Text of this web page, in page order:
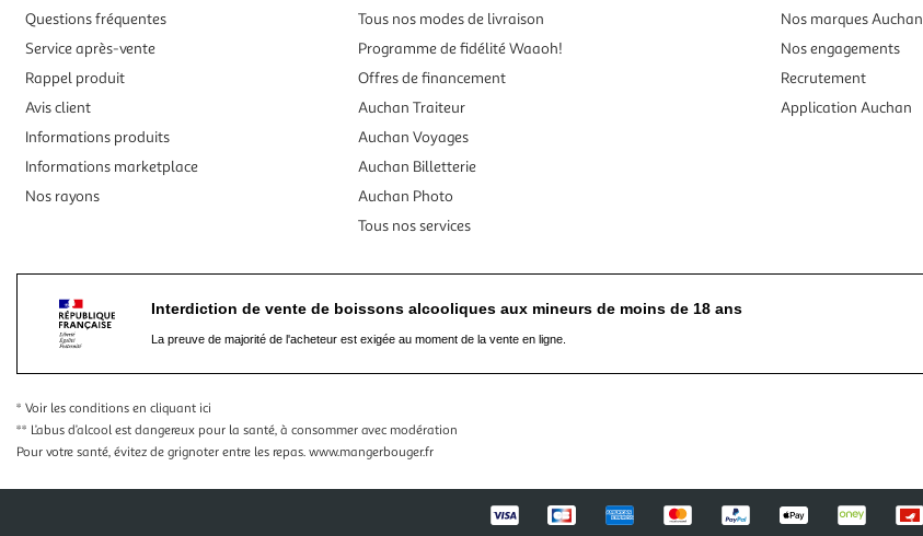
Questions fréquentes
Service après-vente
Rappel produit
Avis client
Informations produits
Informations marketplace
Nos rayons
Tous nos modes de livraison
Programme de fidélité Waaoh!
Offres de financement
Auchan Traiteur
Auchan Voyages
Auchan Billetterie
Auchan Photo
Tous nos services
Nos marques Auchan
Nos engagements
Recrutement
Application Auchan
Interdiction de vente de boissons alcooliques aux mineurs de moins de 18 ans
La preuve de majorité de l'acheteur est exigée au moment de la vente en ligne.
* Voir les conditions en cliquant ici
** L’abus d’alcool est dangereux pour la santé, à consommer avec modération
Pour votre santé, évitez de grignoter entre les repas. www.mangerbouger.fr